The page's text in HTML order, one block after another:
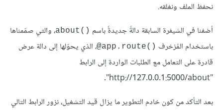
نحفظ الملف ونغلقه.
أضفنا في الشيفرة السابقة دالةً جديدةً باسم ()about
، والتي صمّمناها
باستخدام المًزخرف ()app.route@
، الذي يحوّلها إلى دالة عرض
قادرة على التعامل مع الطلبات الواردة إلى الرابط
"http://127.0.0.1:5000/about".
بعد التأكد من كون خادم التطوير ما يزال قيد التشغيل، نزور الرابط التالي